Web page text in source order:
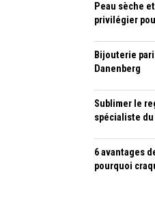
Peau sèche
privilégier
Bijouterie
Danenberg
Sublimer le
spécialiste du
6 avantages
pourquoi